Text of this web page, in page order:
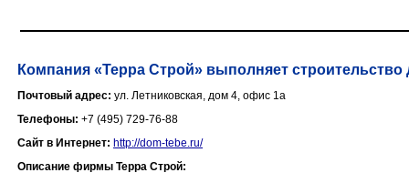
Компания «Терра Строй» выполняет
Почтовый адрес: ул. Летниковская, дом 4, офис 1а
Телефоны: +7 (495) 729-76-88
Сайт в Интернет: http://dom-tebe.ru/
Описание фирмы Терра Строй: